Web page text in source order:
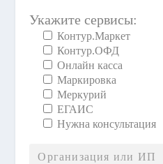
Укажите сервисы:
Контур.Маркет
Контур.ОФД
Онлайн касса
Маркировка
Меркурий
ЕГАИС
Нужна консультация